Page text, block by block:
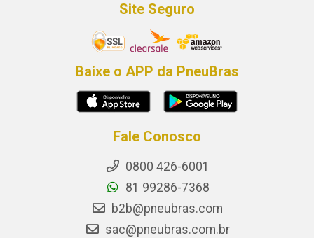
Site Seguro
Baixe o APP da PneuBras
Fale Conosco
0800 426-6001
81 99286-7368
b2b@pneubras.com
sac@pneubras.com.br